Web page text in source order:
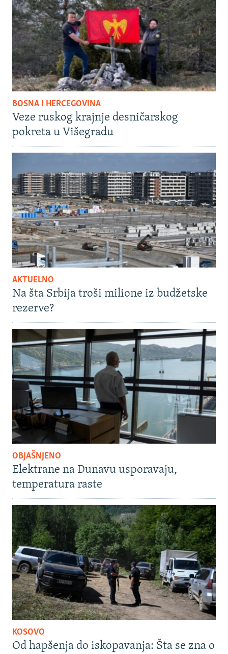
BOSNA I HERCEGOVINA
Veze ruskog krajnje desničarskog
pokreta u Višegradu
AKTUELNO
Na šta Srbija troši milione iz budžetske
rezerve?
OBJAŠNJENO
Elektrane na Dunavu usporavaju,
temperatura raste
KOSOVO
Od hapšenja do iskopavanja: Šta se zna o